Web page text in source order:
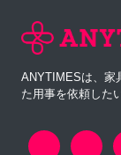
ANYTIMESは、家
た用事を依頼した